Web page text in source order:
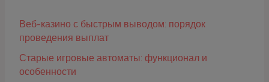
Веб-казино с быстрым выводом: порядок
проведения выплат
Старые игровые автоматы: функционал и
особенности